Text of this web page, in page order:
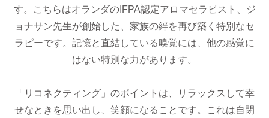
す。こちらはオランダのIFPA認定アロマセラピスト、ジ
ョナサン先生が創始した、家族の絆を再び築く特別なセ
ラピーです。記憶と直結している嗅覚には、他の感覚に
はない特別な力があります。
「リコネクティング」のポイントは、リラックスして幸
せなときを思い出し、笑顔になることです。これは自閉